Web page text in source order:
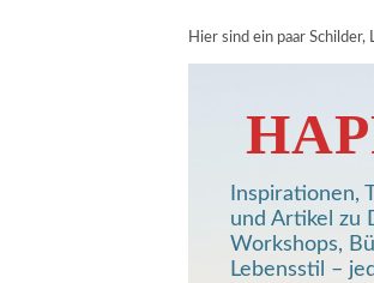
Hier sind ein paar
Inspirationen,
und Artikel zu
Workshops,
Lebensstil –